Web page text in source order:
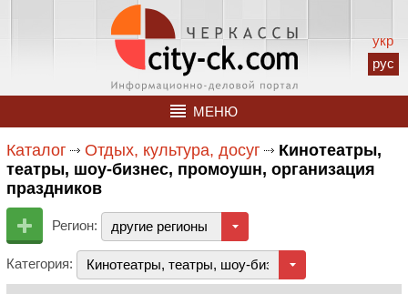
укр
рус
МЕНЮ
Каталог Отдых, культура, досуг
Кинотеатры,
театры, шоу-бизнес, промоушн, организация
праздников
Регион: другие регионы
Категория: Кинотеатры, театры, шоу-бизнес, промоушн,